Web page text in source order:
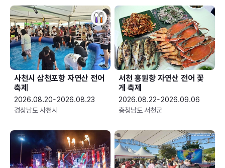
사천시 삼천포항 자연산 전어
축제
2026.08.20~2026.08.23
경상남도 사천시
서천 홍원항 자연산 전어 꽃
게 축제
2026.08.22~2026.09.06
충청남도 서천군